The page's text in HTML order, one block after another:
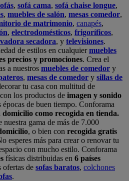
, sofá cama, sofá chaise longue,
, muebles de salón, mesas comedor,
de matrimonio, canapés,
, electrodomésticos, frigoríficos,
secadora, y televisiones.
de estilos en cualquiermuebles
precios y promociones. Crea el
a nuestros muebles de comedor y
, mesas de comedor y sillas de
tu casa con multitud de
los productos de imagen y sonido
épocas de buen tiempo. Conforama
domicilio como recogida en tienda.
nuestra gama de más de 7.000
, o bien con recogida gratis
esperes más para crear o renovar tu
con mucho estilo. Conforama
físicas distribuidas en 6 países
ofertas de sofas baratos, colchones
.